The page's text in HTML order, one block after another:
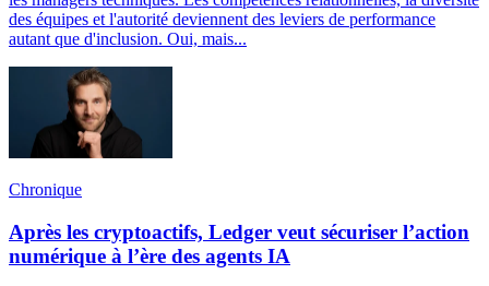
des équipes et l'autorité deviennent des leviers de performance
autant que d'inclusion. Oui, mais...
Chronique
Après les cryptoactifs, Ledger veut sécuriser l’action
numérique à l’ère des agents IA